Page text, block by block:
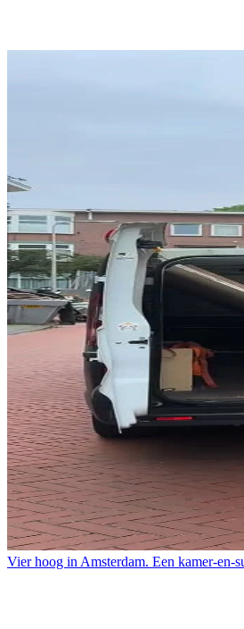
Vier hoog in Amsterdam. Een kamer-en-